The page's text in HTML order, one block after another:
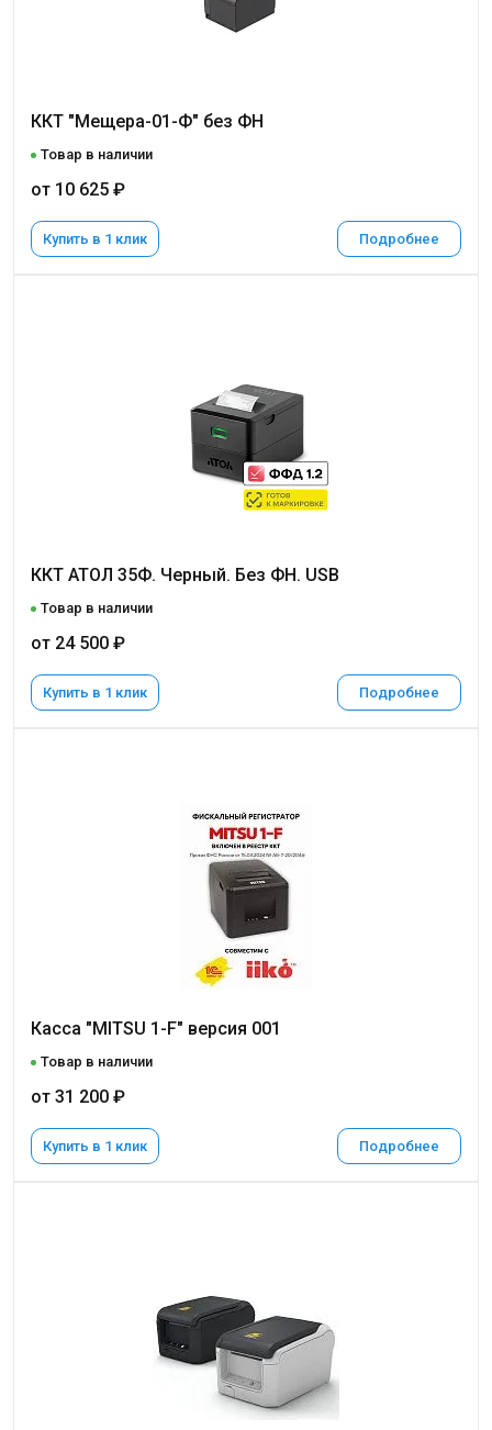
ККТ "Мещера-01-Ф" без ФН
Товар в наличии
от 10 625 ₽
Купить в 1 клик Подробнее
ККТ АТОЛ 35Ф. Черный. Без ФН. USB
Товар в наличии
от 24 500 ₽
Купить в 1 клик Подробнее
Касса "MITSU 1-F" версия 001
Товар в наличии
от 31 200 ₽
Купить в 1 клик Подробнее